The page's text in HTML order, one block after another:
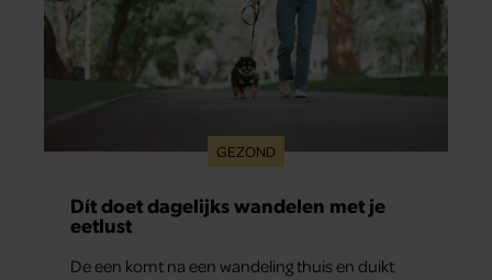
GEZOND
Dít doet dagelijks wandelen met je
eetlust
De een komt na een wandeling thuis en duikt